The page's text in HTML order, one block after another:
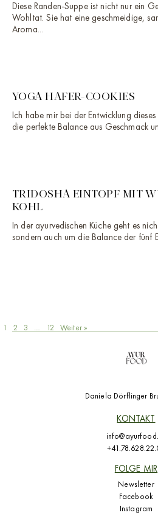
Diese Randen-Suppe ist nicht nur ein
Wohltat. Sie hat eine geschmeidige,
Aroma...
YOGA HAFER-COOKIES
Ich habe mir bei der Entwicklung
die perfekte Balance aus Geschmack
TRIDOSHA EINTOPF MIT
KOHL
In der ayurvedischen Küche geht es
sondern auch um die Balance der fünf
1 2 3 … 12 Weiter »
Daniela Dörflinger
KONTAKT
FOLGE MIR
Newsletter
Facebook
Instagram